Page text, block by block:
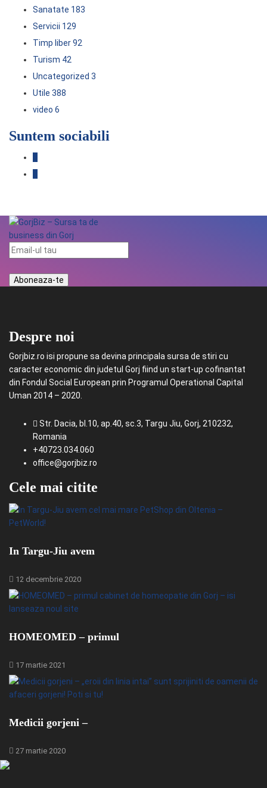
Sanatate 183
Servicii 129
Timp liber92
Turism 42
Uncategorized 3
Utile 388
video 6
Suntem sociabili
Despre noi
Gorjbiz.ro isi propune sa devina principala sursa de stiri cu
caracter economic din judetul Gorj fiind un start-up cofinantat
din Fondul Social European prin Programul Operational Capital
Uman 2014 – 2020.
Str. Dacia, bl.10, ap.40, sc.3, Targu Jiu, Gorj, 210232,
Romania
+40723.034.060
office@gorjbiz.ro
Cele mai citite
In Targu-Jiu avem
12 decembrie 2020
HOMEOMED – primul
17 martie 2021
Medicii gorjeni –
27 martie 2020